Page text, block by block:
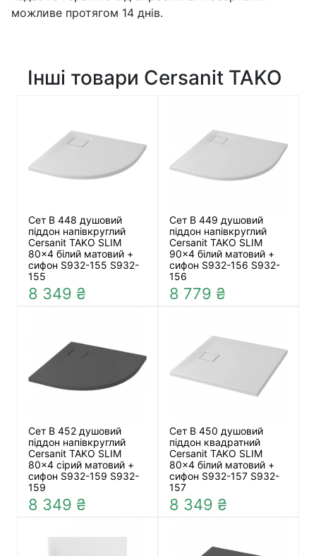
можливе протягом 14 днів.
Інші товари Cersanit TAKO
Сет B 448 душовий
піддон напівкруглий
Cersanit TAKO SLIM
80x4 білий матовий +
сифон S932-155 S932-
155
8 349 ₴
Сет B 449 душовий
піддон напівкруглий
Cersanit TAKO SLIM
90x4 білий матовий +
сифон S932-156 S932-
156
8 779 ₴
Сет B 452 душовий
піддон напівкруглий
Cersanit TAKO SLIM
80x4 сірий матовий +
сифон S932-159 S932-
159
8 349 ₴
Сет B 450 душовий
піддон квадратний
Cersanit TAKO SLIM
80x4 білий матовий +
сифон S932-157 S932-
157
8 349 ₴